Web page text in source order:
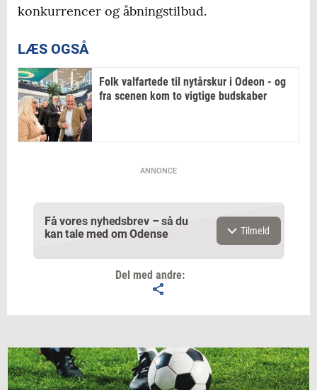
konkurrencer og åbningstilbud.
LÆS OGSÅ
Folk valfartede til nytårskur i Odeon - og
fra scenen kom to vigtige budskaber
ANNONCE
Få vores nyhedsbrev – så du
kan tale med om Odense
Navn
Tilmeld
Del med andre: